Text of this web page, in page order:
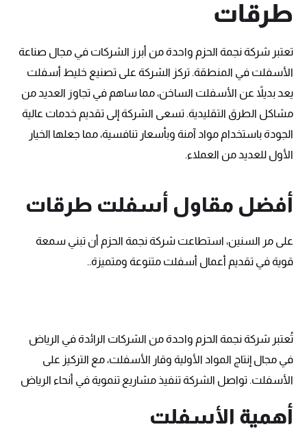
طرقات
تعتبر شركة نجمة الحزم واحدة من أبرز الشركات في مجال صناعة
الأسفلت في المنطقة. تركز الشركة على تصنيع خليط أسفلت
يعد بديلاً عن الأسفلت الساخن، مما ساهم في تجاوز العديد من
مشاكل الطرق التقليدية. تسعى الشركة إلى تقديم خدمات عالية
الجودة باستخدام مواد آمنة وبأسعار تنافسية، مما جعلها الخيار
الأول للعديد من العملاء.
أفضل مقاول أسفلت طرقات
على مر السنين، استطاعت شركة نجمة الحزم أن تبني سمعة
قوية في تقديم أعمال أسفلت متنوعة ومتميزة..
تُعتبر شركة نجمة الحزم واحدة من الشركات الرائدة في الرياض
في مجال إنتاج المواد الأولية وقار الأسفلت، مع التركيز على
الأسفلت. تواصل الشركة تنفيذ مشاريع تنموية في أنحاء الرياض
أهمية الأسفلت